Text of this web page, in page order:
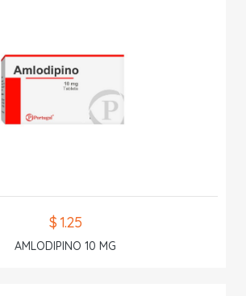
$ 1.25
AMLODIPINO 10 MG